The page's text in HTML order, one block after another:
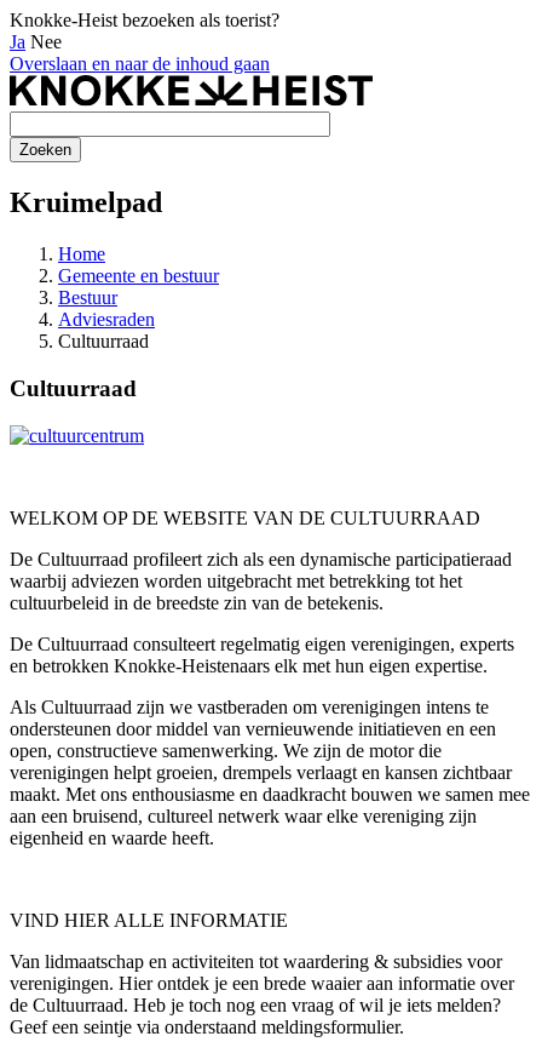
Knokke-Heist bezoeken als toerist?
Ja Nee
Overslaan en naar de inhoud gaan
Kruimelpad
Home
Gemeente en bestuur
Bestuur
Adviesraden
Cultuurraad
Cultuurraad
WELKOM OP DE WEBSITE VAN DE CULTUURRAAD
De Cultuurraad profileert zich als een dynamische participatieraad
waarbij adviezen worden uitgebracht met betrekking tot het
cultuurbeleid in de breedste zin van de betekenis.
De Cultuurraad consulteert regelmatig eigen verenigingen, experts
en betrokken Knokke-Heistenaars elk met hun eigen expertise.
Als Cultuurraad zijn we vastberaden om verenigingen intens te
ondersteunen door middel van vernieuwende initiatieven en een
open, constructieve samenwerking. We zijn de motor die
verenigingen helpt groeien, drempels verlaagt en kansen zichtbaar
maakt. Met ons enthousiasme en daadkracht bouwen we samen mee
aan een bruisend, cultureel netwerk waar elke vereniging zijn
eigenheid en waarde heeft.
VIND HIER ALLE INFORMATIE
Van lidmaatschap en activiteiten tot waardering & subsidies voor
verenigingen. Hier ontdek je een brede waaier aan informatie over
de Cultuurraad. Heb je toch nog een vraag of wil je iets melden?
Geef een seintje via onderstaand meldingsformulier.